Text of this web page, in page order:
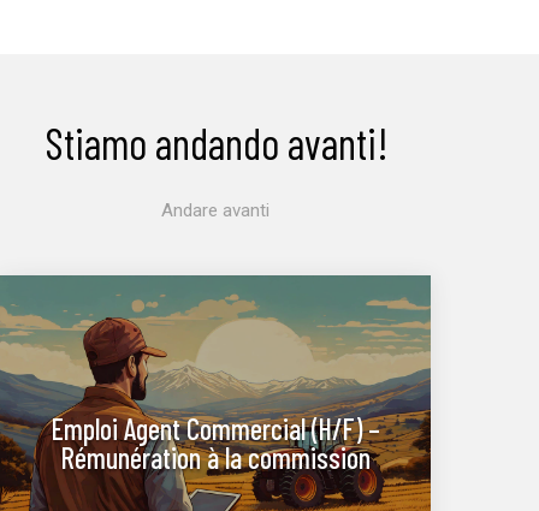
Stiamo andando avanti!
Andare avanti
Emploi Agent Commercial (H/F) –
Rémunération à la commission